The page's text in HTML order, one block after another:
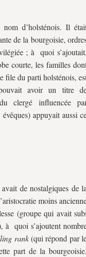
d’holsténois. Il
de la bourgoisie,
; à quoi s’ajoutait,
courte, les familles
file du parti holsténois,
avoir un titre
clergé influencée
appuyait aussi
de nostalgiques de la
moins
(groupe qui avait subi
à quoi s’ajoutent
rank(qui répond par
part de la bourgeoisie,